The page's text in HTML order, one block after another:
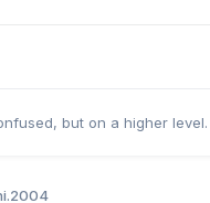
but on a higher